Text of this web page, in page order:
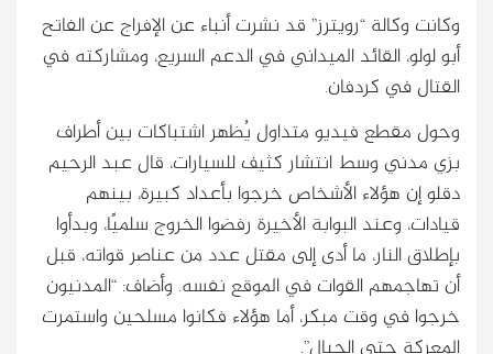
وكانت وكالة “رويترز” قد نشرت أنباء عن الإفراج عن الفاتح
أبو لولو، القائد الميداني في الدعم السريع، ومشاركته في
القتال في كردفان.
وحول مقطع فيديو متداول يُظهر اشتباكات بين أطراف
بزي مدني وسط انتشار كثيف للسيارات، قال عبد الرحيم
دقلو إن هؤلاء الأشخاص خرجوا بأعداد كبيرة، بينهم
قيادات، وعند البوابة الأخيرة رفضوا الخروج سلميًا، وبدأوا
بإطلاق النار، ما أدى إلى مقتل عدد من عناصر قواته، قبل
أن تهاجمهم القوات في الموقع نفسه. وأضاف: “المدنيون
خرجوا في وقت مبكر، أما هؤلاء فكانوا مسلحين واستمرت